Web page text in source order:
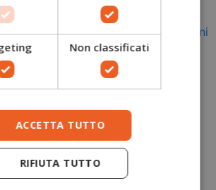
Non classificati
ACCETTA TUTTO
RIFIUTA TUTTO